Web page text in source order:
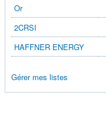
Or
2CRSI
HAFFNER ENERGY
Gérer mes listes